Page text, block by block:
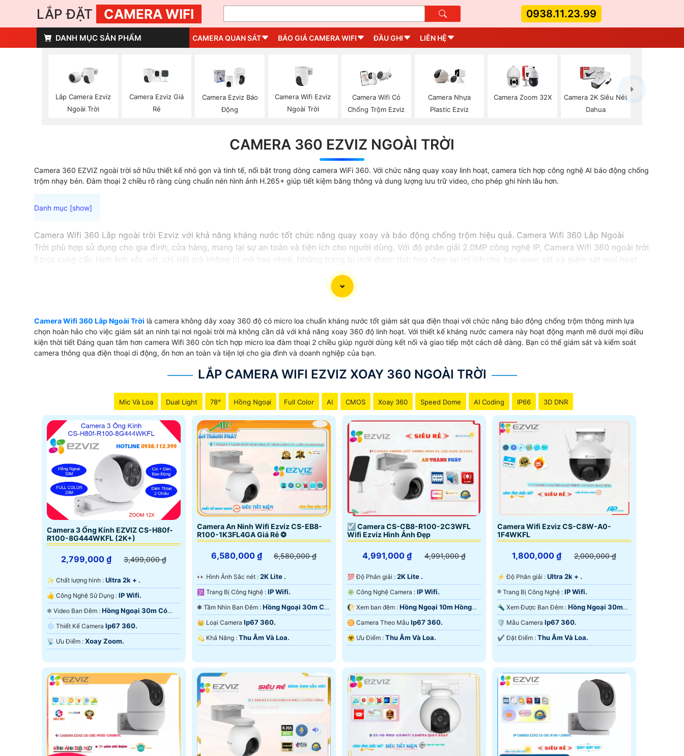
LẮP ĐẶT CAMERA WIFI 0938.11.23.99
DANH MỤC SẢN PHẨM CAMERA QUAN SÁT BÁO GIÁ CAMERA WIFI ĐẦU GHI LIÊN HỆ
Lắp Camera Ezviz
Ngoài Trời
Camera Ezviz Giá
Rẻ
Camera Ezviz Báo
Động
Camera Wifi Ezviz
Ngoài Trời
Camera Wifi Có
Chống Trộm Ezviz
Camera Nhựa
Plastic Ezviz
Camera Zoom 32X
Camera 2K Siêu Nét
Dahua
CAMERA 360 EZVIZ NGOÀI TRỜI
Camera 360 EZVIZ ngoài trời sở hữu thiết kế nhỏ gọn và tinh tế, nổi bật trong dòng camera WiFi 360. Với chức năng quay xoay linh hoạt, camera tích hợp công nghệ AI báo động chống
trộm nhạy bén. Đàm thoại 2 chiều rõ ràng cùng chuẩn nén hình ảnh H.265+ giúp tiết kiệm băng thông và dung lượng lưu trữ video, cho phép ghi hình lâu hơn.
Camera Wifi 360 Lắp ngoài trời Ezviz với khả năng kháng nước tốt chức năng quay xoay và báo động chống trộm hiệu quả. Camera Wifi 360 Lắp Ngoài
Trời phù hợp sử dụng cho gia đình, cửa hàng, mang lại sự an toàn và tiện ích cho người dùng. Với độ phân giải 2.0MP công nghệ IP, Camera Wifi 360 ngoài trời
Ezviz cung cấp hình ảnh sắc nét, chi tiết mà không bị mờ hay nhoè. Những trang bị mới được tích hợp đem lại lợi ích cho bạn quan sát và giám sát mọi hoạt
động xung quanh một cách rõ ràng và chính xác.Với ưu điểm vượt trội về khả năng kháng nước và chức năng thông minh, Camera Wifi 360 ngoài trời Ezviz là
sự lựa chọn thông minh, tiết kiệm chi phí và mang lại hiệu quả lớn cho việc bảo vệ gia đình và cửa hàng của bạn.
'Camera Wifi 360 Lắp Ngoài Trời là camera không dây xoay 360 độ có micro loa chuẩn kháng nước tốt giám sát qua điện thoại với chức năng báo động chống trộm thông minh lựa
chọn hoàn hảo cho việc giám sát an ninh tại nơi ngoài trời mà không cần dâ với khả năng xoay 360 độ linh hoạt. Với thiết kế kháng nước camera này hoạt động mạnh mẽ dưới mọi điều
kiện thời tiết Đáng quan tâm hơn camera Wifi 360 còn tích hợp micro loa đàm thoại 2 chiều giúp người dùng kết nối và giao tiếp một cách dễ dàng. Bạn có thể giám sát và kiểm soát
camera thông qua điện thoại di động, ổn hơn an toàn và tiện lợi cho gia đình và doanh nghiệp của bạn.
LẮP CAMERA WIFI EZVIZ XOAY 360 NGOÀI TRỜI
Mic Và Loa Dual Light 78° Hồng Ngoại Full Color AI CMOS Xoay 360 Speed Dome AI Coding IP66 3D DNR
Camera 3 Ống Kính EZVIZ CS-H80f-
R100-8G444WKFL (2K+)
2,799,000 ₫ 3,499,000 ₫
✨ Chất lượng hình : Ultra 2k + .
👍 Công Nghệ Sử Dụng : IP Wifi.
❈ Video Ban Đêm : Hồng Ngoại 30m Có
Màu Ban Ðêm.
❄ Thiết Kế Camera Ip67 360.
️📡 Ưu Điểm : Xoay Zoom.
Camera An Ninh Wifi Ezviz CS-EB8-
R100-1K3FL4GA Giá Rẻ ❂
6,580,000 ₫ 6,580,000 ₫
️👀 Hình Ảnh Sắc nét : 2K Lite .
🕉️ Trang Bị Công Nghệ : IP Wifi.
❃ Tầm Nhìn Ban Đêm : Hồng Ngoại 30m Có
Màu Ban Đêm.
👑 Loại Camera Ip67 360.
️💫 Khả Năng : Thu Âm Và Loa.
☑ Camera CS-CB8-R100-2C3WFL
Wifi Ezviz Hình Ảnh Đẹp
4,991,000 ₫ 4,991,000 ₫
💯 Độ Phân giải : 2K Lite .
✳️ Công Nghệ Camera : IP Wifi.
🌔 Xem ban đêm : Hồng Ngoại 10m Hồng
Ngoại Smart IR.
♊ Camera Theo Mẫu Ip67 360.
️☣️ Ưu Điểm : Thu Âm Và Loa.
Camera Wifi Ezviz CS-C8W-A0-
1F4WKFL
1,800,000 ₫ 2,000,000 ₫
️⚡ Độ Phân giải : Ultra 2k + .
®️ Trang Bị Công Nghệ : IP Wifi.
🔦 Xem Được Ban Đêm : Hồng Ngoại 30m
Hồng Ngoại SMD.
🛡 Mẫu Camera Ip67 360.
️✔️ Đặt Điểm : Thu Âm Và Loa.